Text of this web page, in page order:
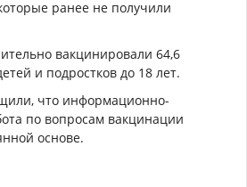
ранее не получили
вакцинировали 64,6
и подростков до 18 лет.
что информационно-
по вопросам вакцинации
основе.